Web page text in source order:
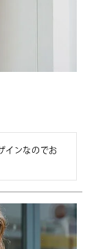
インなのでお